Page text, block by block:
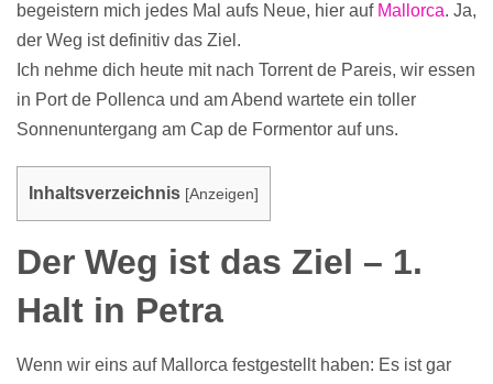
begeistern mich jedes Mal aufs Neue, hier auf Mallorca. Ja,
der Weg ist definitiv das Ziel.
Ich nehme dich heute mit nach Torrent de Pareis, wir essen
in Port de Pollenca und am Abend wartete ein toller
Sonnenuntergang am Cap de Formentor auf uns.
Inhaltsverzeichnis [Anzeigen]
Der Weg ist das Ziel – 1.
Halt in Petra
Wenn wir eins auf Mallorca festgestellt haben: Es ist gar